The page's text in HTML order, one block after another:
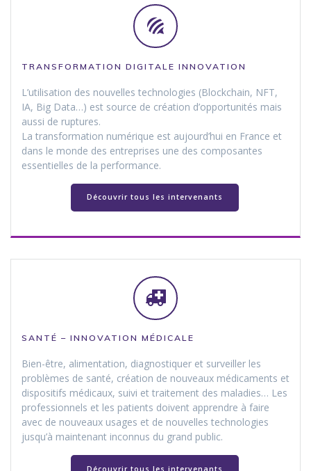
TRANSFORMATION DIGITALE INNOVATION
L’utilisation des nouvelles technologies (Blockchain, NFT,
IA, Big Data…) est source de création d’opportunités mais
aussi de ruptures.
La transformation numérique est aujourd’hui en France et
dans le monde des entreprises une des composantes
essentielles de la performance.
Découvrir tous les intervenants
SANTÉ – INNOVATION MÉDICALE
Bien-être, alimentation, diagnostiquer et surveiller les
problèmes de santé, création de nouveaux médicaments et
dispositifs médicaux, suivi et traitement des maladies… Les
professionnels et les patients doivent apprendre à faire
avec de nouveaux usages et de nouvelles technologies
jusqu’à maintenant inconnus du grand public.
Découvrir tous les intervenants